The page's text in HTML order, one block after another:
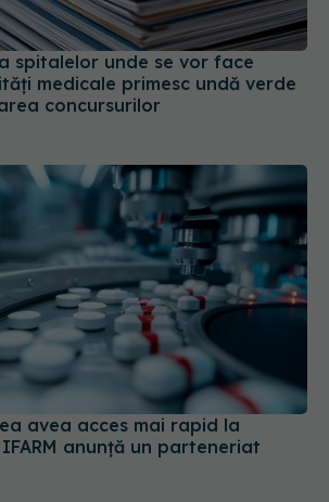
spitalelor unde se vor face
medicale primesc undă verde
concursurilor
avea acces mai rapid la
anunță un parteneriat